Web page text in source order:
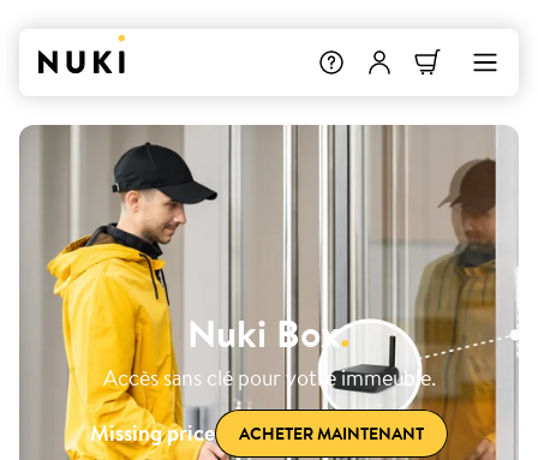
Nuki Box.
Accès sans clé pour votre immeuble.
Missing price
ACHETER MAINTENANT